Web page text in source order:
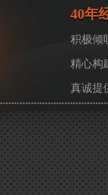
40年
积极倾
精心构
真诚提